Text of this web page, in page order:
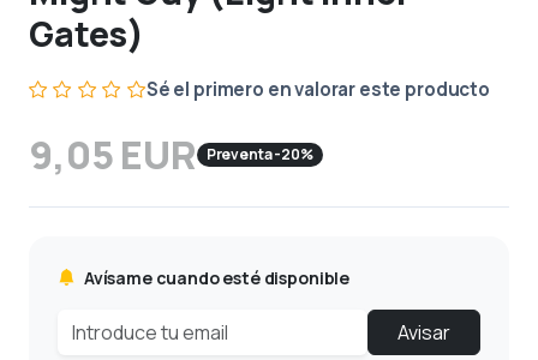
Gates)
Sé el primero en valorar este producto
9,05 EUR Preventa -20%
Avísame cuando esté disponible
Avisar